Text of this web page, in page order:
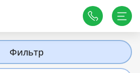
Фильтр